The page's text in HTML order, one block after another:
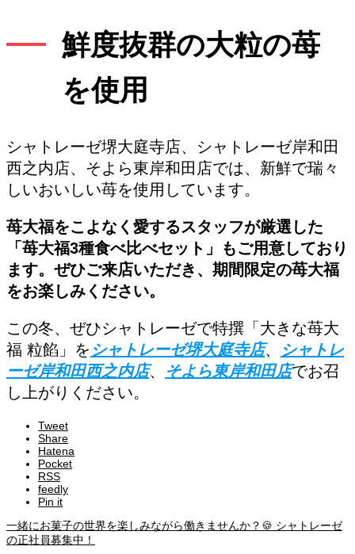
鮮度抜群の大粒の苺
を使用
シャトレーゼ堺大庭寺店、シャトレーゼ岸和田
西之内店、そよら東岸和田店では、新鮮で瑞々
しいおいしい苺を使用しています。
苺大福をこよなく愛するスタッフが厳選した
「苺大福3種食べ比べセット」もご用意しており
ます。ぜひご来店いただき、期間限定の苺大福
をお楽しみください。
この冬、ぜひシャトレーゼで特撰「大きな苺大
福 粒餡」を シャトレーゼ堺大庭寺店、
シャトレ
ーゼ岸和田西之内店、 そよら東岸和田店でお召
し上がりください。
Tweet
Share
Hatena
Pocket
RSS
feedly
Pin it
一緒にお菓子の世界を楽しみながら働きませんか？🍪 シャトレーゼ
の正社員募集中！